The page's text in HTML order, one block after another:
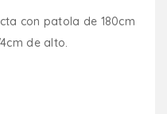
con patola de 180cm
de alto.